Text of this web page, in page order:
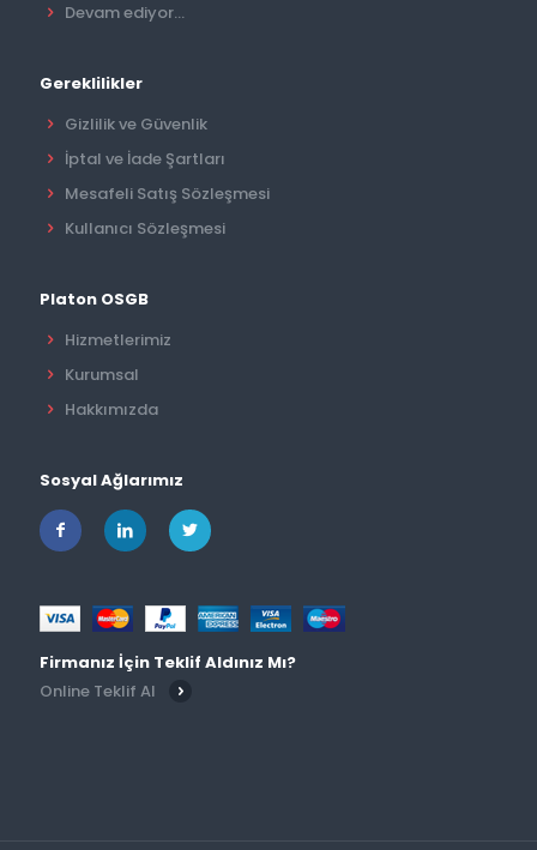
Devam ediyor...
Gereklilikler
Gizlilik ve Güvenlik
İptal ve İade Şartları
Mesafeli Satış Sözleşmesi
Kullanıcı Sözleşmesi
Platon OSGB
Hizmetlerimiz
Kurumsal
Hakkımızda
Sosyal Ağlarımız
Firmanız İçin Teklif Aldınız Mı?
Online Teklif Al